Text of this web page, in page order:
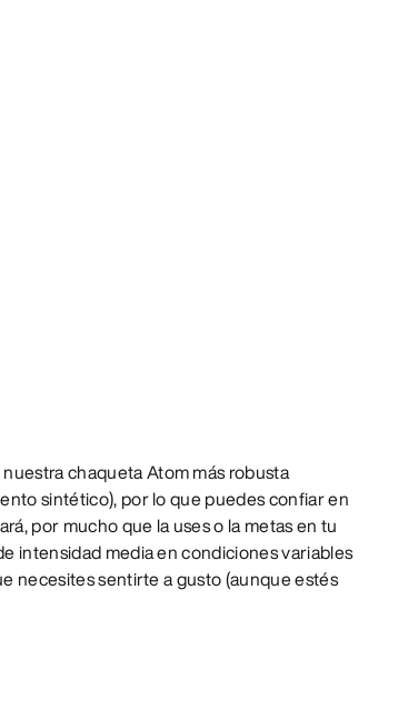
chaqueta Atom más robusta
sintético), por lo que puedes confiar en
por mucho que la uses o la metas en tu
intensidad media en condiciones variables
necesites sentirte a gusto (aunque estés